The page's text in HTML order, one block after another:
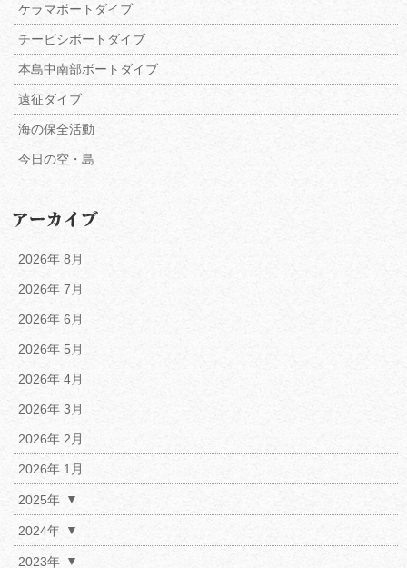
ケラマボートダイブ
チービシボートダイブ
本島中南部ボートダイブ
遠征ダイブ
海の保全活動
今日の空・島
2026年 8月
2026年 7月
2026年 6月
2026年 5月
2026年 4月
2026年 3月
2026年 2月
2026年 1月
2025年
2024年
2023年